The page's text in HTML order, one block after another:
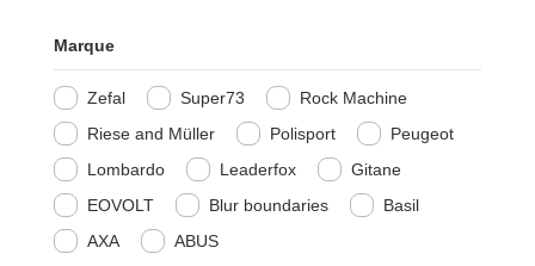
Marque
Zefal Super73
Rock Machine
Riese and Müller
Polisport
Peugeot
Lombardo
Leaderfox
Gitane
EOVOLT
Blur boundaries
Basil
AXA
ABUS